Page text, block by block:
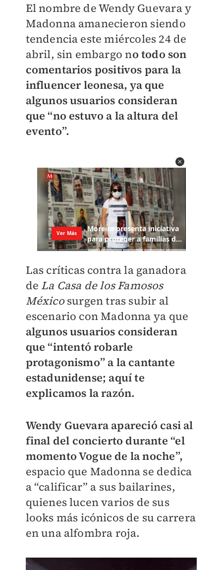
El nombre de Wendy Guevara y
Madonna amanecieron siendo
tendencia este miércoles 24 de
abril, sin embargo no todo son
comentarios positivos para la
influencer leonesa, ya que
algunos usuarios consideran
que “no estuvo a la altura del
evento”.
Las críticas contra la ganadora
de La Casa de los Famosos
Méxicosurgen tras subir al
escenario con Madonna ya que
algunos usuarios consideran
que “intentó robarle
protagonismo” a la cantante
estadunidense; aquí te
explicamos la razón.
Wendy Guevara apareció casi al
final del concierto durante “el
momento Vogue de la noche”,
espacio que Madonna se dedica
a “calificar” a sus bailarines,
quienes lucen varios de sus
looks más icónicos de su carrera
en una alfombra roja.